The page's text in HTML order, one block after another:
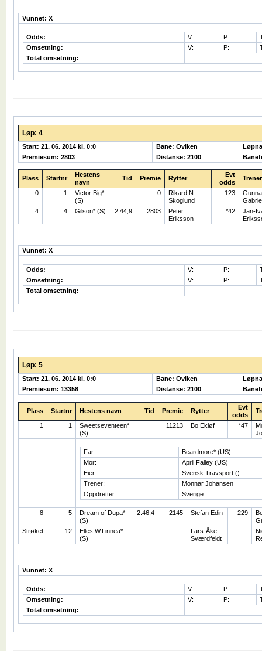
Vunnet: X
Odds: V: P:
Omsetning:
V: P:
Total omsetning:
Løp: 4
Start: 21. 06. 2014 kl. 0:0 Bane: Oviken
Premiesum: 2803
Distanse: 2100
Plass Startnr
Hestens
navn
Tid Premie Rytter
Evt
odds
Trener
0 1
Victor Big*
(S)
0
Rikard N.
Skoglund
123
4
4 Gilson* (S) 2:44,9 2803
Peter
Eriksson
*42
Jan-
Vunnet: X
Odds: V: P:
Omsetning:
V: P:
Total omsetning:
Løp: 5
Start: 21. 06. 2014 kl. 0:0 Bane: Oviken
Premiesum: 13358
Distanse: 2100
Plass Startnr Hestens navn Tid Premie Rytter
Evt
odds
1 1
Sweetseventeen*
(S)
11213 Bo Ekløf *47
Far:
Beardmore* (US)
Mor:
April Falley (US)
Eier:
Svensk Travsport ()
Trener:
Monnar Johansen
Oppdretter:
Sverige
8 5
Dream of Dupa*
(S)
2:46,4 2145 Stefan Edin 229
Strøket
12
Elles W.Linnea*
(S)
Lars-Åke
Sværdfeldt
Vunnet: X
Odds: V: P:
Omsetning:
V: P:
Total omsetning: